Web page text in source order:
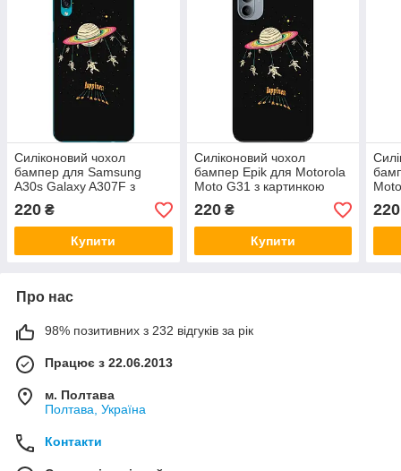
Силіконовий чохол
бампер для Samsung
A30s Galaxy A307F з
220 ₴
Купити
Силіконовий чохол
бампер Epik для Motorola
Moto G31 з картинкою
220₴
Купити
220
Про нас
98% позитивних з 232 відгуків за рік
Працює з 22.06.2013
м. Полтава
Полтава, Україна
Контакти